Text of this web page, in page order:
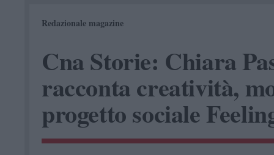
Redazionale magazine
Cna Storie: Chiara
racconta creatività,
progetto sociale